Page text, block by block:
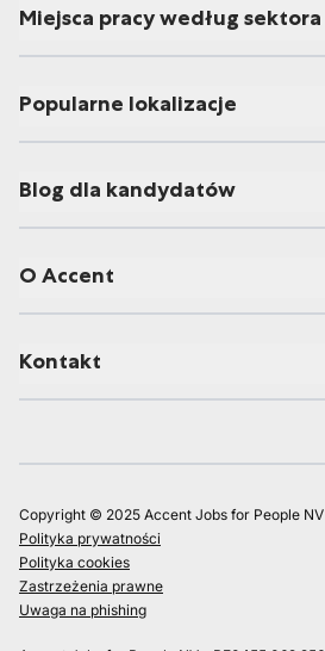
Miejsca pracy według sektora
Popularne lokalizacje
Blog dla kandydatów
O Accent
Kontakt
Copyright © 2025 Accent Jobs for People NV
Polityka prywatności
Polityka cookies
Zastrzeżenia prawne
Uwaga na phishing